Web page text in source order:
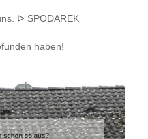
ᐅ SPODAREK
haben!